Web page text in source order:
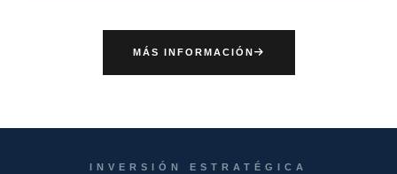
MÁS INFORMACIÓN
INVERSIÓN ESTRATÉGICA